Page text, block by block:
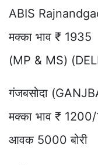
ABIS
मक्का भाव ₹ 1935
(MP & MS)
गंजबसोदा
मक्का भाव ₹
आवक 5000 बोरी